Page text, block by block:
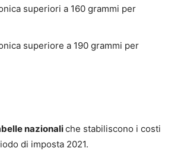
superiori a 160 grammi per
superiore a 190 grammi per
nazionaliche stabiliscono i costi
di imposta 2021.